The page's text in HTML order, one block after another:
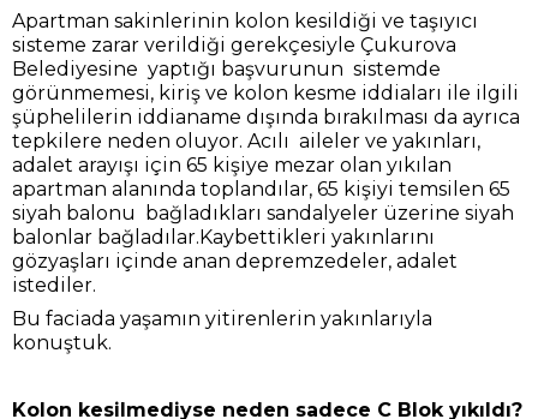
Apartman sakinlerinin kolon kesildiği ve taşıyıcı
sisteme zarar verildiği gerekçesiyle Çukurova
Belediyesine yaptığı başvurunun sistemde
görünmemesi, kiriş ve kolon kesme iddiaları ile ilgili
şüphelilerin iddianame dışında bırakılması da ayrıca
tepkilere neden oluyor. Acılı aileler ve yakınları,
adalet arayışı için 65 kişiye mezar olan yıkılan
apartman alanında toplandılar, 65 kişiyi temsilen 65
siyah balonu bağladıkları sandalyeler üzerine siyah
balonlar bağladılar.Kaybettikleri yakınlarını
gözyaşları içinde anan depremzedeler, adalet
istediler.
Bu faciada yaşamın yitirenlerin yakınlarıyla
konuştuk.
Kolon kesilmediyse neden sadece C Blok yıkıldı?